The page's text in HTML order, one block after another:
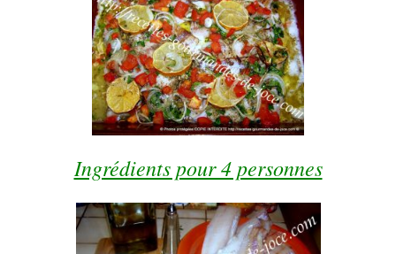
Ingrédients pour 4 personnes